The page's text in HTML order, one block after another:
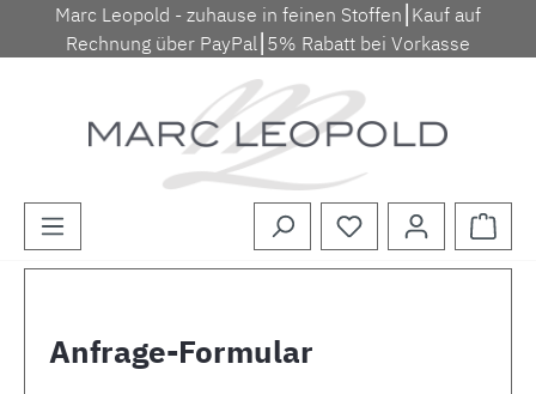
Zum Hauptinhalt springen
Marc Leopold - zuhause in feinen Stoffen⎮Kauf auf
Rechnung über PayPal⎮5% Rabatt bei Vorkasse
Anfrage-Formular